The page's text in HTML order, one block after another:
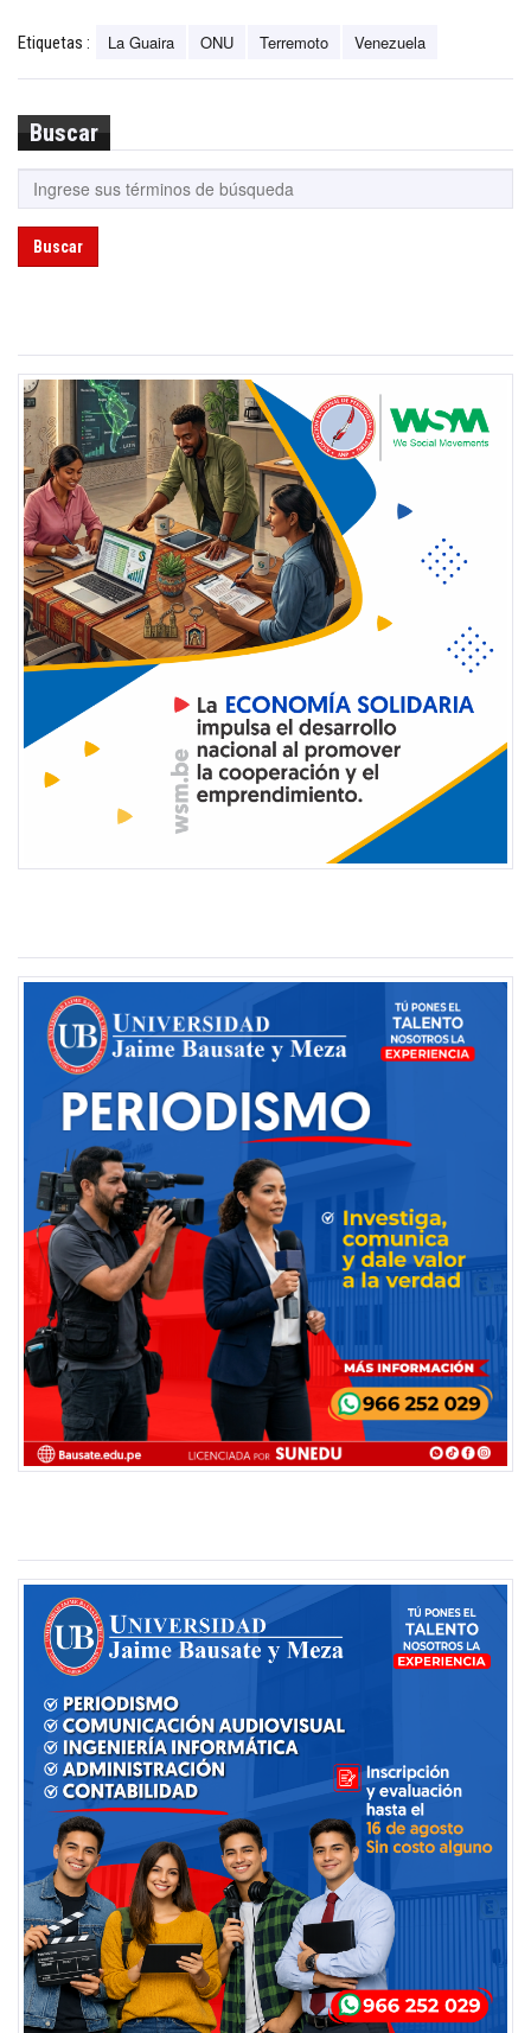
Etiquetas : La Guaira ONU Terremoto Venezuela
Buscar
Buscar